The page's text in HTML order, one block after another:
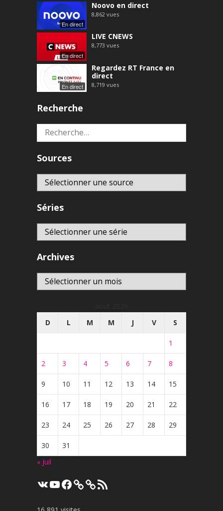
En direct
Noovo en direct
8,862 vues
En direct
LIVE CNEWS
8,773 vues
En direct
Regardez RT France en
direct
8,719 vues
Recherche
Rechercher :
Sources
Séries
Archives
Archives
D
L M M J V S
1
2 3 4 5 6 7 8
9 10 11 12 13 14 15
16 17 18 19 20 21 22
23 24 25 26 27 28 29
30
31
« Juil
VK YouTube
Facebook Flux
RSS